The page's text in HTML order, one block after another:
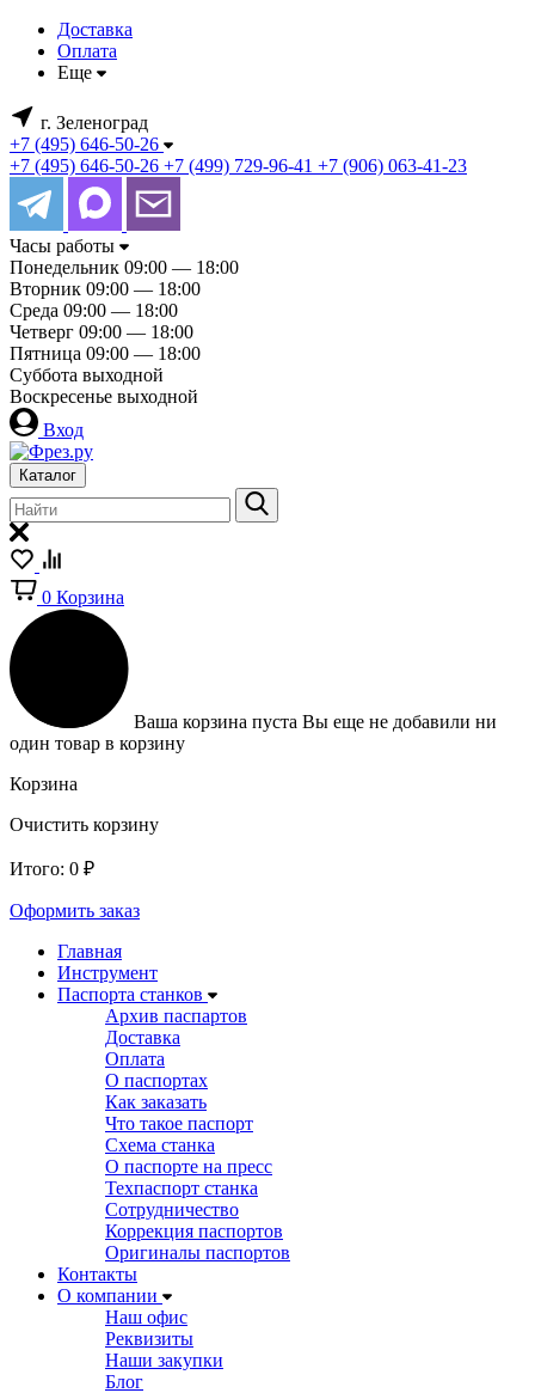
Доставка
Оплата
Еще
г. Зеленоград
+7 (495) 646-50-26
+7 (495) 646-50-26 +7 (499) 729-96-41 +7 (906) 063-41-23
Часы работы
Понедельник 09:00 — 18:00
Вторник 09:00 — 18:00
Среда 09:00 — 18:00
Четверг 09:00 — 18:00
Пятница 09:00 — 18:00
Суббота выходной
Воскресенье выходной
Вход
Каталог
0 Корзина
Ваша корзина пуста Вы еще не добавили ни
один товар в корзину
Корзина
Очистить корзину
Итого: 0 ₽
Оформить заказ
Главная
Инструмент
Паспорта станков
Архив паспартов
Доставка
Оплата
О паспортах
Как заказать
Что такое паспорт
Схема станка
О паспорте на пресс
Техпаспорт станка
Сотрудничество
Коррекция паспортов
Оригиналы паспортов
Контакты
О компании
Наш офис
Реквизиты
Наши закупки
Блог